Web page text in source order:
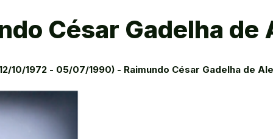
César Gadelha
10/1972 - 05/07/1990) - Raimundo César Gadelha de